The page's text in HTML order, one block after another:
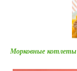
Морковные котлеты